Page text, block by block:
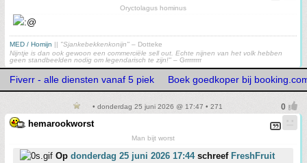
Oryctolagus hominus
MED / Homijn "Sjankebekkenkonijn" – Dotteke
Nijntje is dan ook gewoon een commerciële sell out. Echte nijnen van het volk hebben
geen standbeelden nodig om legendarisch te zijn!" – Grrrrrrrr
Fiverr - alle diensten vanaf 5 piek Boek goedkoper bij
• donderdag 25 juni 2026 @ 17:47 • 271
hemarookworst
Man bijt worst
Op donderdag 25 juni 2026 17:44schreef FreshFruit